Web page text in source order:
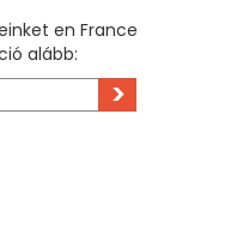
en France
alább:
>